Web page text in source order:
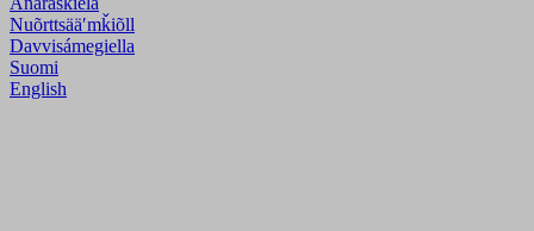
Nuõrttsääʹmǩiõll
Davvisámegiella
Suomi
English